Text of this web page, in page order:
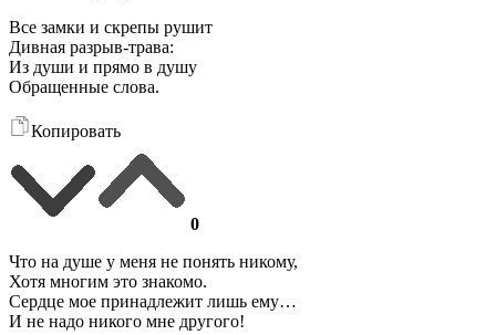
Все замки и скрепы рушит
Дивная разрыв-трава:
Из души и прямо в душу
Обращенные слова.
Копировать
0
Что на душе у меня не понять никому,
Хотя многим это знакомо.
Сердце мое принадлежит лишь ему…
И не надо никого мне другого!